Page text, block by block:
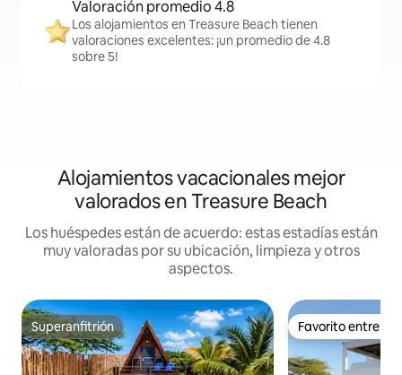
Valoración promedio 4.8
Los alojamientos en Treasure Beach tienen
valoraciones excelentes: ¡un promedio de 4.8
sobre 5!
Alojamientos vacacionales mejor
valorados en Treasure Beach
Los huéspedes están de acuerdo: estas estadías están
muy valoradas por su ubicación, limpieza y otros
aspectos.
Superanfitrión
Superanfitrión Favorito entre
Favorito entre